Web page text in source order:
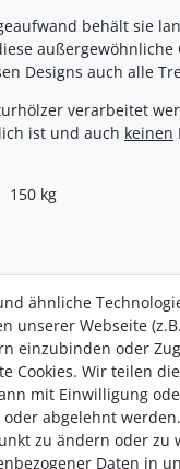
behält sie
Designs auch alle
verarbeitet
ist und auch keinen
150 kg
AGB
ähnliche
unserer Webseite
einzubinden oder
Cookies. Wir teilen
mit Einwilligung
abgelehnt
zu ändern oder zu
Daten in